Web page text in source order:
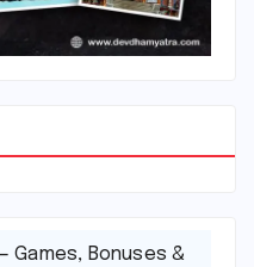
Games, Bonuses &